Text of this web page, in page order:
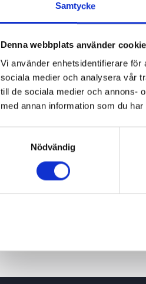
Samtycke
Denna webbplats använder
Vi använder enhetsidentifierare
sociala medier och analysera vår
till de sociala medier och annons-
med annan information som du
Nödvändig